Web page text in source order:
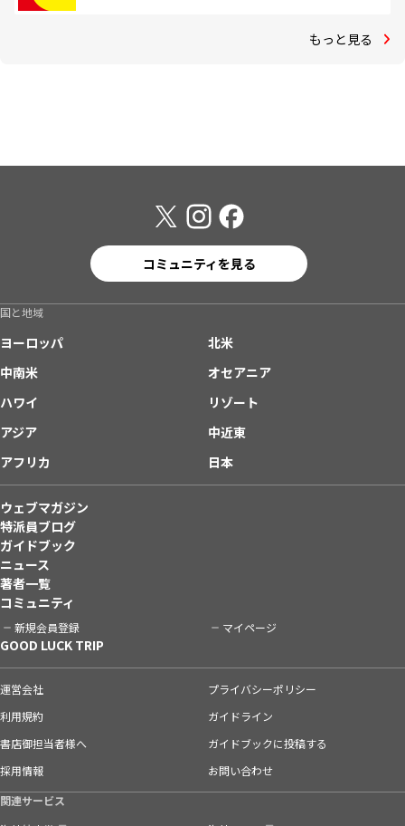
もっと見る
コミュニティを見る
国と地域
ヨーロッパ
北米
中南米
オセアニア
ハワイ
リゾート
アジア
中近東
アフリカ
日本
ウェブマガジン
特派員ブログ
ガイドブック
ニュース
著者一覧
コミュニティ
新規会員登録 マイページ
GOOD LUCK TRIP
運営会社
プライバシーポリシー
利用規約
ガイドライン
書店御担当者様へ
ガイドブックに投稿する
採用情報
お問い合わせ
関連サービス